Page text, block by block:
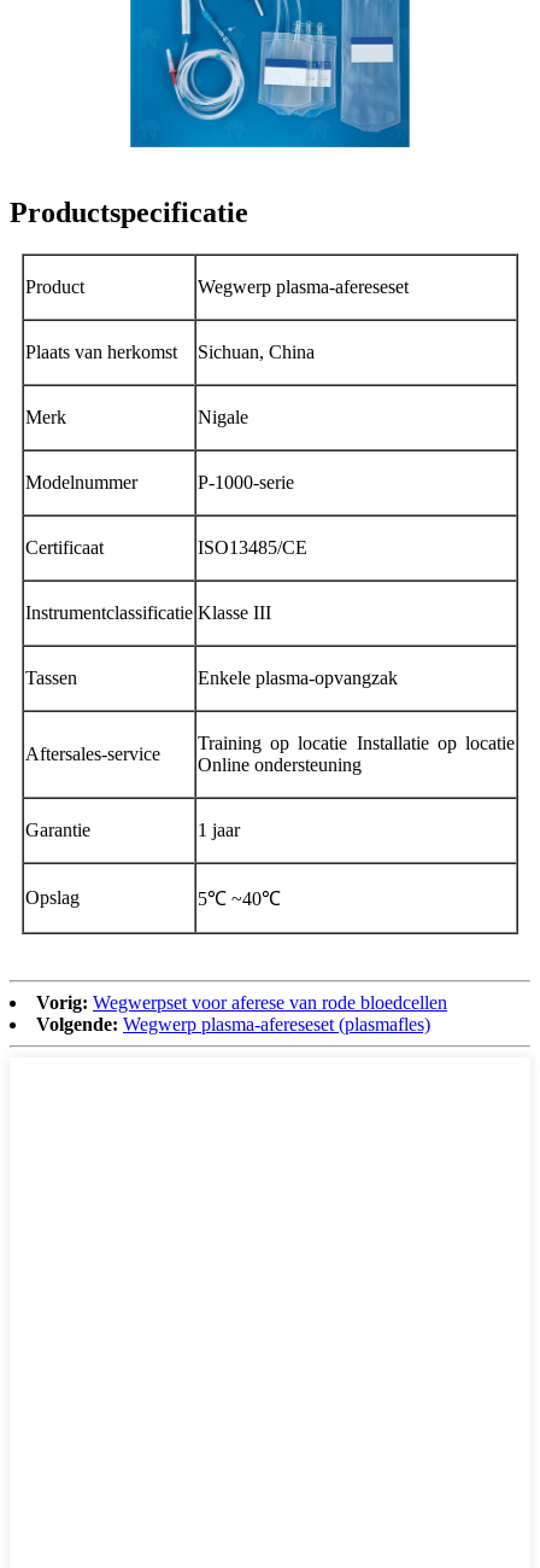
Productspecificatie
Product Wegwerp plasma-afereseset
Plaats van herkomst Sichuan, China
Merk Nigale
Modelnummer P-1000-serie
Certificaat ISO13485/CE
Instrumentclassificatie Klasse III
Tassen Enkele plasma-opvangzak
Aftersales-service
Training op locatie Installatie op locatie
Online ondersteuning
Garantie 1 jaar
Opslag 5℃ ~40℃
Vorig: Wegwerpset voor aferese van rode bloedcellen
Volgende: Wegwerp plasma-afereseset (plasmafles)